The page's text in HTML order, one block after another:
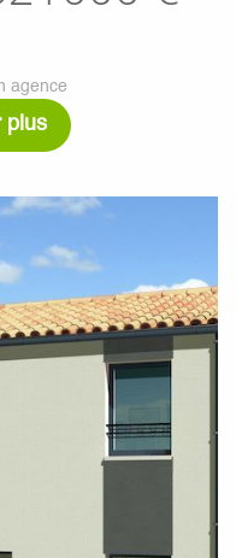
agence
plus